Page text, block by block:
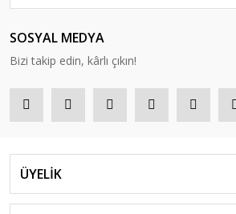
SOSYAL MEDYA
Bizi takip edin, kârlı çıkın!
ÜYELİK